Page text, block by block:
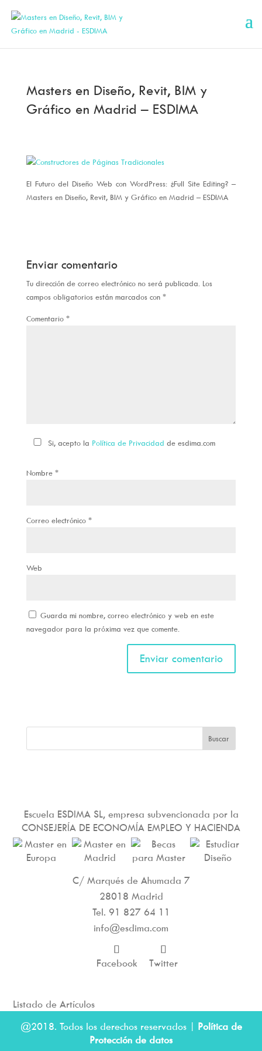
Masters en Diseño, Revit, BIM y
Gráfico en Madrid – ESDIMA
El Futuro del Diseño Web con WordPress: ¿Full Site Editing? –
Masters en Diseño, Revit, BIM y Gráfico en Madrid – ESDIMA
Enviar comentario
Tu dirección de correo electrónico no será publicada. Los
campos obligatorios están marcados con *
Comentario *
Si, acepto la Política de Privacidad de esdima.com
Nombre *
Correo electrónico *
Web
Guarda mi nombre, correo electrónico y web en este
navegador para la próxima vez que comente.
Escuela ESDIMA SL, empresa subvencionada por la
CONSEJERÍA DE ECONOMÍA EMPLEO Y HACIENDA
C/ Marqués de Ahumada 7
28018 Madrid
Tel. 91 827 64 11
info@esdima.com
Facebook Twitter
Listado de Artículos
@2018. Todos los derechos reservados | Política de
Protección de datos